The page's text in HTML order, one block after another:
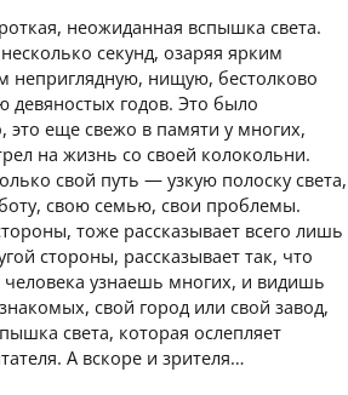
неожиданная вспышка света.
секунд, озаряя ярким
неприглядную, нищую, бестолково
девяностых годов. Это было
это еще свежо в памяти у многих,
на жизнь со своей колокольни.
свой путь — узкую полоску света,
свою семью, свои проблемы.
тоже рассказывает всего лишь
стороны, рассказывает так, что
человека узнаешь многих, и видишь
свой город или свой завод,
света, которая ослепляет
А вскоре и зрителя…